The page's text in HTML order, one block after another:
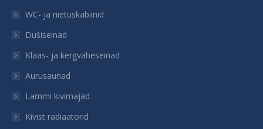
window
WC- ja riietuskabiinid
Dušiseinad
Klaas- ja kergvaheseinad
Aurusaunad
Lammi kivimajad
Kivist radiaatorid